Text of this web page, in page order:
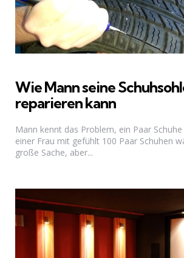
Wie Mann seine
reparieren kann
Mann kennt das Problem, ein Paar
einer Frau mit gefühlt 100 Paar Schuhen
große Sache, aber...